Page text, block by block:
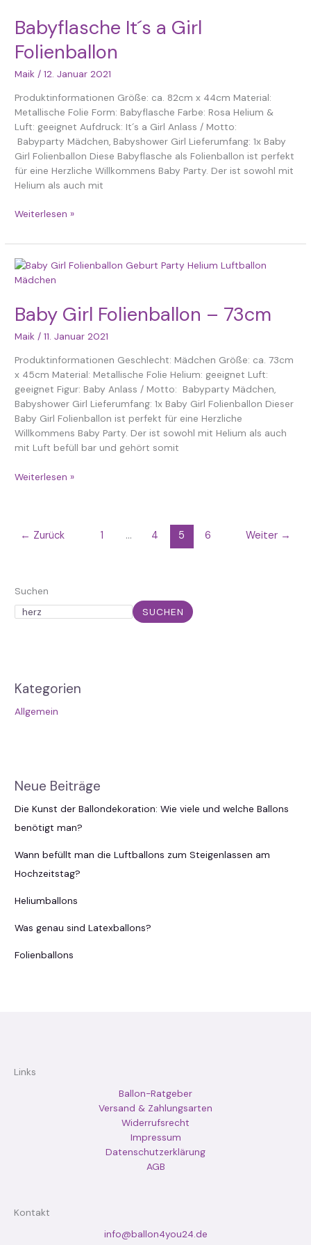
Babyflasche It´s a Girl
Folienballon
Maik/12. Januar 2021
Produktinformationen Größe: ca. 82cm x 44cm Material:
Metallische Folie Form: Babyflasche Farbe: Rosa Helium &
Luft: geeignet Aufdruck: It´s a Girl Anlass / Motto:
Babyparty Mädchen, Babyshower Girl Lieferumfang: 1x Baby
Girl Folienballon Diese Babyflasche als Folienballon ist perfekt
für eine Herzliche Willkommens Baby Party. Der ist sowohl mit
Helium als auch mit
a
Girl
Folienballon
Weiterlesen »
Baby Girl Folienballon – 73cm
Maik/11. Januar 2021
Produktinformationen Geschlecht: Mädchen Größe: ca. 73cm
x 45cm Material: Metallische Folie Helium: geeignet Luft:
geeignet Figur: Baby Anlass / Motto: Babyparty Mädchen,
Babyshower Girl Lieferumfang: 1x Baby Girl Folienballon Dieser
Baby Girl Folienballon ist perfekt für eine Herzliche
Willkommens Baby Party. Der ist sowohl mit Helium als auch
mit Luft befüll bar und gehört somit
Baby
Girl
–
73cm
Weiterlesen »
← Zurück 1 … 4 5 6 Weiter →
Suchen
SUCHEN
Kategorien
Allgemein
Neue Beiträge
Die Kunst der Ballondekoration: Wie viele und welche Ballons
benötigt man?
Wann befüllt man die Luftballons zum Steigenlassen am
Hochzeitstag?
Heliumballons
Was genau sind Latexballons?
Folienballons
Links
Ballon-Ratgeber
Versand & Zahlungsarten
Widerrufsrecht
Impressum
Datenschutzerklärung
AGB
Kontakt
info@ballon4you24.de